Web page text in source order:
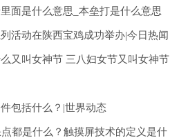
面是什么意思_本垒打是什么意思
活动在陕西宝鸡成功举办|今日热闻
又叫女神节 三八妇女节又叫女神节
包括什么？|世界动态
都是什么？触摸屏技术的定义是什